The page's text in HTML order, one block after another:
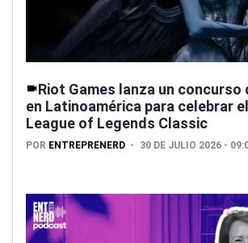
Riot Games lanza un concurso
en Latinoamérica para celebrar
League of Legends Classic
POR ENTREPRENERD 30 DE JULIO 2026 -